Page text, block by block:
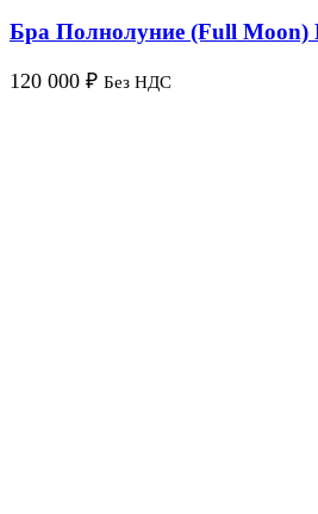
Бра Полнолуние (Full Moon)
120 000 ₽ Без НДС